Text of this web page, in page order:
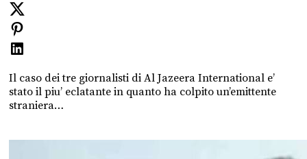
Il caso dei tre giornalisti di Al Jazeera International e’
stato il piu’ eclatante in quanto ha colpito un’emittente
straniera…